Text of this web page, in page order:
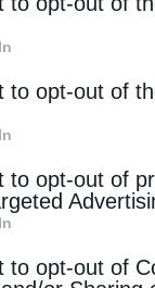
to opt-out of
to opt-out of
to opt-out of
του
τον
Ο